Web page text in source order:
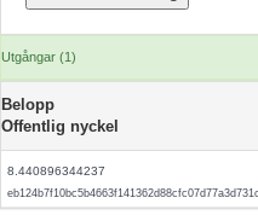
Utgångar (1)
Belopp
Offentlig nyckel
8.440896344237